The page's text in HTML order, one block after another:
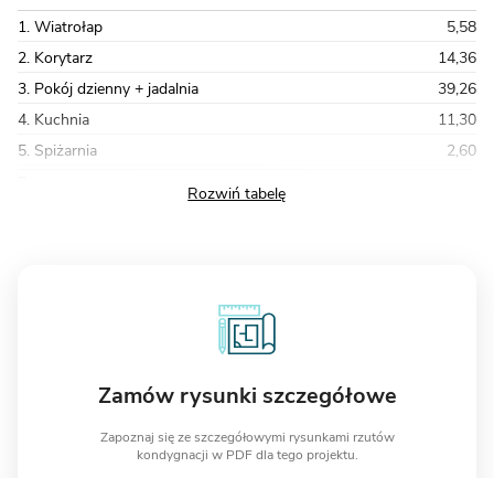
1. Wiatrołap
5,58
2. Korytarz
14,36
3. Pokój dzienny + jadalnia
39,26
4. Kuchnia
11,30
5. Spiżarnia
2,60
Zamów rysunki szczegółowe
Zapoznaj się ze szczegółowymi rysunkami rzutów
kondygnacji w PDF dla tego projektu.